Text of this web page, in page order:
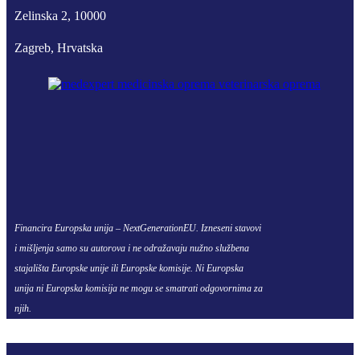
Zelinska 2, 10000
Zagreb, Hrvatska
Financira Europska unija – NextGenerationEU. Izneseni stavovi
i mišljenja samo su autorova i ne odražavaju nužno službena
stajališta Europske unije ili Europske komisije. Ni Europska
unija ni Europska komisija ne mogu se smatrati odgovornima za
njih.